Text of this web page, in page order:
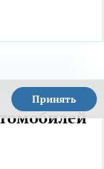
Принять